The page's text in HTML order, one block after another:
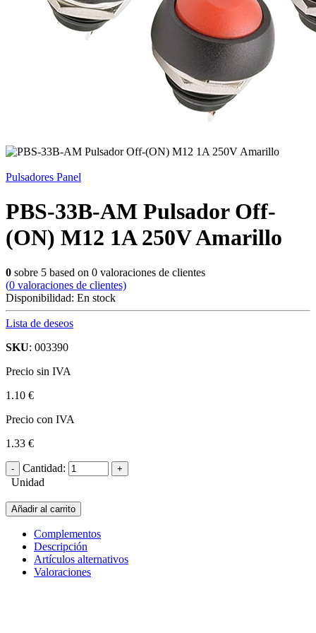
Pulsadores Panel
PBS-33B-AM Pulsador Off-
(ON) M12 1A 250V Amarillo
0 sobre 5 based on 0 valoraciones de clientes
(0 valoraciones de clientes)
Disponibilidad: En stock
Lista de deseos
SKU: 003390
Precio sin IVA
1.10 €
Precio con IVA
1.33 €
Cantidad:
Unidad
Añadir al carrito
Complementos
Descripción
Artículos alternativos
Valoraciones